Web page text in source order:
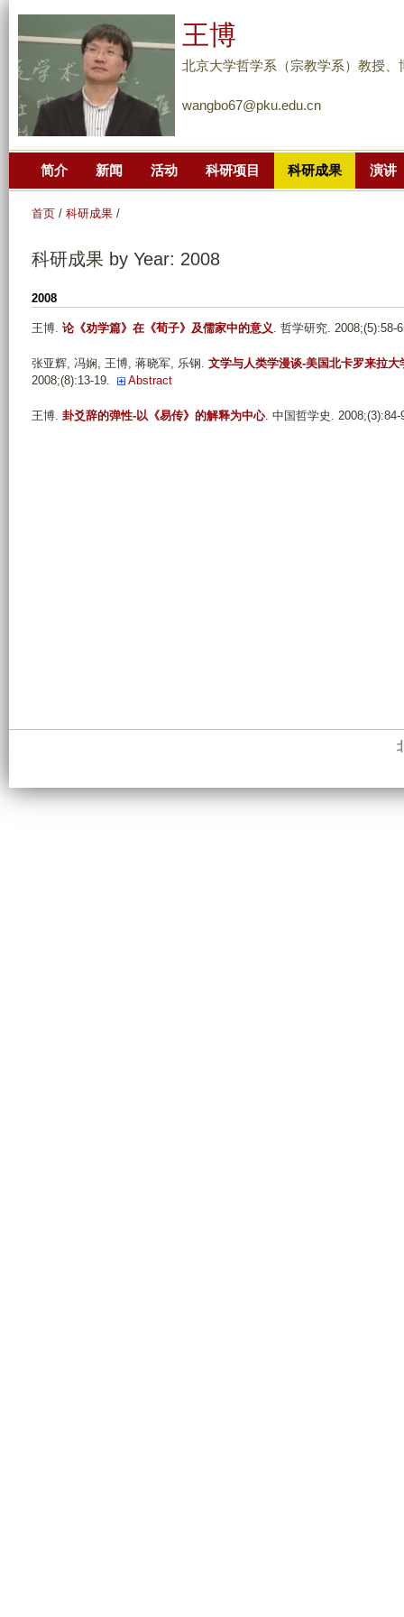
到
主
要
王博
北京大学哲学系（宗教学系）教授、
wangbo67@pku.edu.cn
简介 新闻 活动 科研项目 科研成果 演讲
首页 / 科研成果 /
科研成果 by Year: 2008
2008
王博. 论《劝学篇》在《荀子》及儒家中的意义. 哲学研究. 2008;(5):58-
张亚辉, 冯娴, 王博, 蒋晓军, 乐钢. 文学与人类学漫谈-美国北卡罗来拉大
2008;(8):13-19.
Abstract
王博. 卦爻辞的弹性-以《易传》的解释为中心. 中国哲学史. 2008;(3):84-